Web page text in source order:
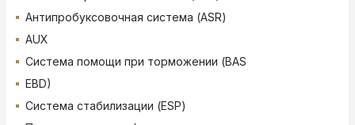
Антипробуксовочная система (ASR)
AUX
Система помощи при торможении (BAS
EBD)
Система стабилизации (ESP)